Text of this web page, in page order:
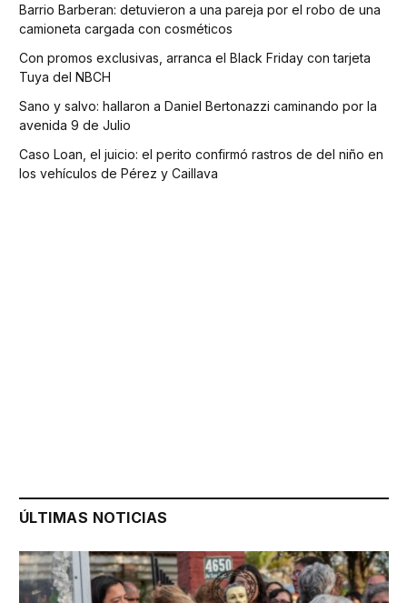
Barrio Barberan: detuvieron a una pareja por el robo de una
camioneta cargada con cosméticos
Con promos exclusivas, arranca el Black Friday con tarjeta
Tuya del NBCH
Sano y salvo: hallaron a Daniel Bertonazzi caminando por la
avenida 9 de Julio
Caso Loan, el juicio: el perito confirmó rastros de del niño en
los vehículos de Pérez y Caillava
ÚLTIMAS NOTICIAS